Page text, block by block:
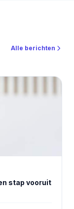
Alle berichten
stap vooruit